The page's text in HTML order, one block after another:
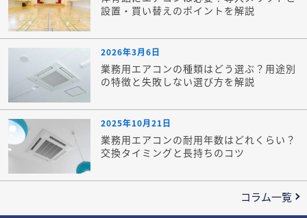
設置・買い替えのポイントを解説
2026年3月6日
業務用エアコンの種類はどう選ぶ？用途別
の特徴と失敗しない選び方を解説
2025年10月21日
業務用エアコンの耐用年数はどれくらい？
交換タイミングと長持ちのコツ
コラム一覧